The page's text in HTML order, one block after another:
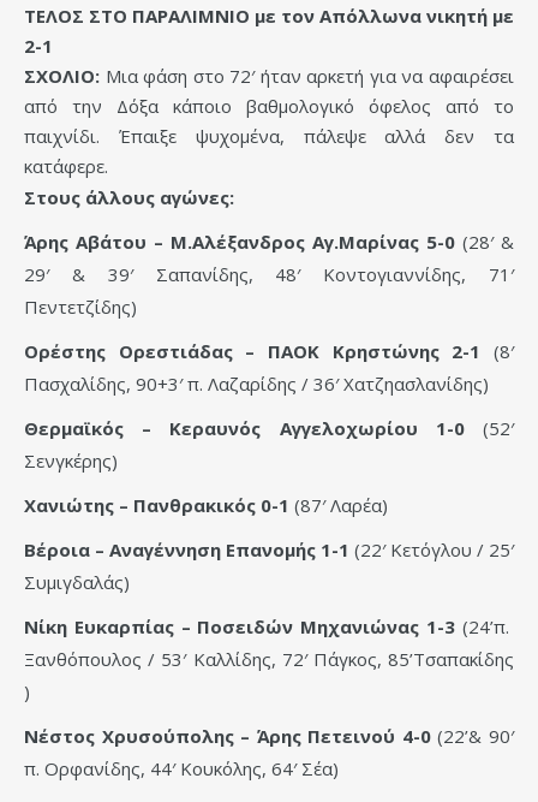
ΤΕΛΟΣ ΣΤΟ ΠΑΡΑΛΙΜΝΙΟ με τον Απόλλωνα νικητή με
2-1
ΣΧΟΛΙΟ: Μια φάση στο 72′ ήταν αρκετή για να αφαιρέσει
από την Δόξα κάποιο βαθμολογικό όφελος από το
παιχνίδι. Έπαιξε ψυχομένα, πάλεψε αλλά δεν τα
κατάφερε.
Στους άλλους αγώνες:
Άρης Αβάτου – Μ.Αλέξανδρος Αγ.Μαρίνας 5-0 (28′ &
29′ & 39′ Σαπανίδης, 48′ Κοντογιαννίδης, 71′
Πεντετζίδης)
Ορέστης Ορεστιάδας – ΠΑΟΚ Κρηστώνης 2-1
(8′
Πασχαλίδης, 90+3′ π. Λαζαρίδης / 36′ Χατζηασλανίδης)
Θερμαϊκός – Κεραυνός Αγγελοχωρίου 1-0(52′
Σενγκέρης)
Χανιώτης – Πανθρακικός 0-1 (87′ Λαρέα)
Βέροια – Αναγέννηση Επανομής 1-1 (22′ Κετόγλου / 25′
Συμιγδαλάς)
Νίκη Ευκαρπίας – Ποσειδών Μηχανιώνας 1-3 (24’π.
Ξανθόπουλος / 53′ Καλλίδης, 72′ Πάγκος, 85’Τσαπακίδης
)
Νέστος Χρυσούπολης – Άρης Πετεινού 4-0(22’& 90′
π. Ορφανίδης, 44′ Κουκόλης, 64′ Σέα)